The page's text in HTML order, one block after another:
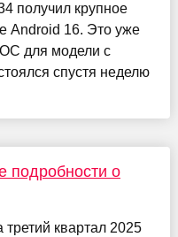
получил крупное
Android 16. Это уже
для модели с
спустя неделю
подробности о
третий квартал 2025